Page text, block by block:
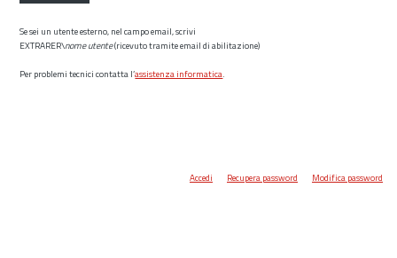
Se sei un utente esterno, nel campo email, scrivi
EXTRARER\nome utente(ricevuto tramite email di abilitazione)
Per problemi tecnici contatta l’assistenza informatica.
Accedi Recupera password Modifica password